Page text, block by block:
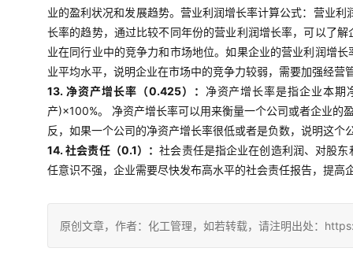
业的盈利状况和发展趋势。营业利润增长率计算公式：营业
长率的趋势，通过比较不同年份的营业利润增长率，可以了
业在同行业中的竞争力和市场地位。如果企业的营业利润增
业平均水平，说明企业在市场中的竞争力较弱，需要加强经
13. 净资产增长率（0.425）： 净资产增长率是指企业本
产)×100%。 净资产增长率可以用来衡量一个公司或者企业的
反，如果一个公司的净资产增长率很低或者是负数，说明这
14. 社会责任（0.1）：社会责任是指企业在创造利润、对股
任意识不强，企业需要尽快发布高水平的社会责任报告，提高
原创文章，作者：化工管理，如若转载，请注明出处：